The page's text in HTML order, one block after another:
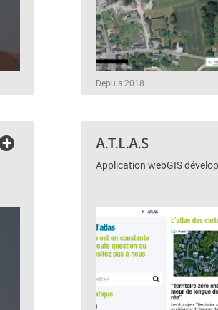
Depuis 2018
+ A.T.L.A.S
Application webGIS